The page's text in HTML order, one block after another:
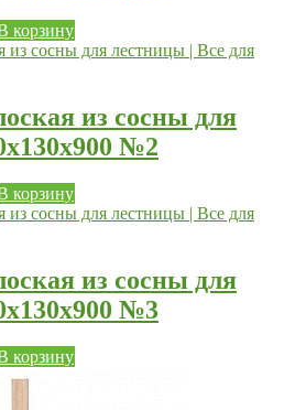
корзину
из сосны для
№2
корзину
из сосны для
№3
корзину